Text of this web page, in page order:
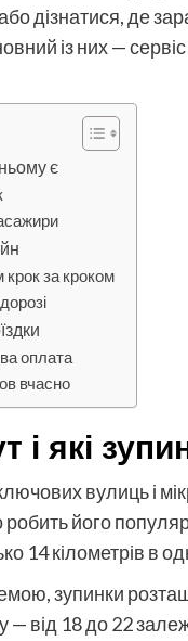
дізнатися, де
із них — сервіс
є
за кроком
оплата
вчасно
і які
вулиць і
його
14 кілометрів в
зупинки
— від 18 до 22